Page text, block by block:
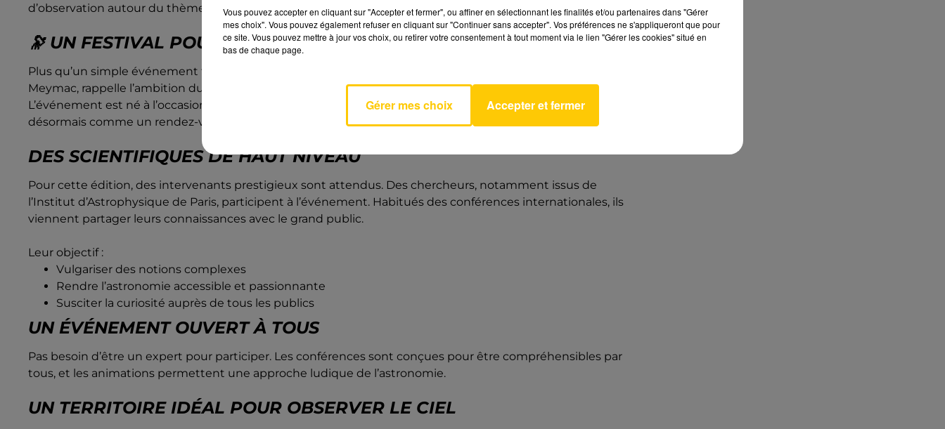
d’observation autour du thème « Les messagers secrets du cosmos ».
🔭 UN FESTIVAL POUR COMPRENDRE LES ÉTOILES
Plus qu’un simple événement festif, l’Astrofête se veut aussi pédagogique. Philippe Brugère, maire de
Meymac, rappelle l’ambition du projet : proposer un véritable festival d’astrophysique, accessible à tous.
L’événement est né à l’occasion des 20 ans du Parc. Face au succès rencontré, il a été pérennisé et s’inscrit
désormais comme un rendez-vous annuel.
DES SCIENTIFIQUES DE HAUT NIVEAU
Pour cette édition, des intervenants prestigieux sont attendus. Des chercheurs, notamment issus de
l’Institut d’Astrophysique de Paris, participent à l’événement. Habitués des conférences internationales, ils
viennent partager leurs connaissances avec le grand public.
Leur objectif :
Vulgariser des notions complexes
Rendre l’astronomie accessible et passionnante
Susciter la curiosité auprès de tous les publics
UN ÉVÉNEMENT OUVERT À TOUS
Pas besoin d’être un expert pour participer. Les conférences sont conçues pour être compréhensibles par
tous, et les animations permettent une approche ludique de l’astronomie.
UN TERRITOIRE IDÉAL POUR OBSERVER LE CIEL
Vous pouvez accepter en cliquant sur "Accepter et fermer", ou affiner en sélectionnant les finalités et/ou partenaires dans "Gérer
mes choix". Vous pouvez également refuser en cliquant sur "Continuer sans accepter". Vos préférences ne s'appliqueront que pour
ce site. Vous pouvez mettre à jour vos choix, ou retirer votre consentement à tout moment via le lien "Gérer les cookies" situé en
bas de chaque page.
Gérer mes choix Accepter et fermer